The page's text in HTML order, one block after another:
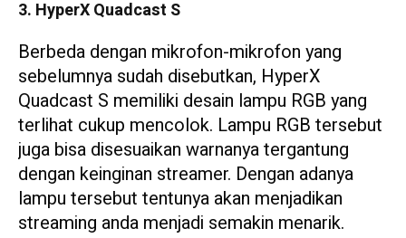
3. HyperX Quadcast S
Berbeda dengan mikrofon-mikrofon yang
sebelumnya sudah disebutkan, HyperX
Quadcast S memiliki desain lampu RGB yang
terlihat cukup mencolok. Lampu RGB tersebut
juga bisa disesuaikan warnanya tergantung
dengan keinginan streamer. Dengan adanya
lampu tersebut tentunya akan menjadikan
streaming anda menjadi semakin menarik.